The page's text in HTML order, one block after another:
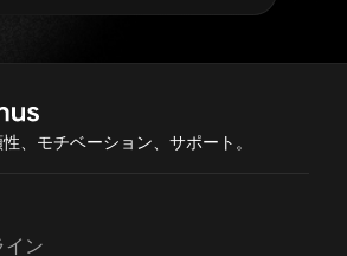
、モチベーション、サポート。
イン